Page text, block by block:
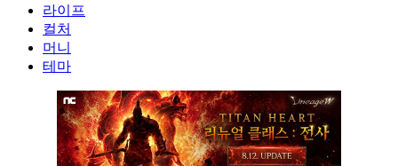
라이프
컬처
머니
테마